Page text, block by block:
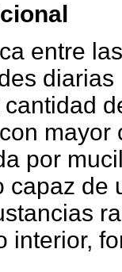
entre
por
capaz de
interior,